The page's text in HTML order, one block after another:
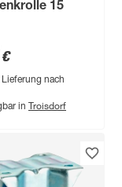
15
€
Lieferung nach
in Troisdorf